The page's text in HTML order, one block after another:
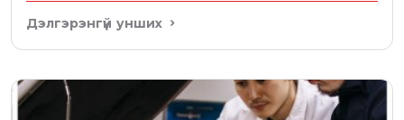
Дэлгэрэнгүй унших